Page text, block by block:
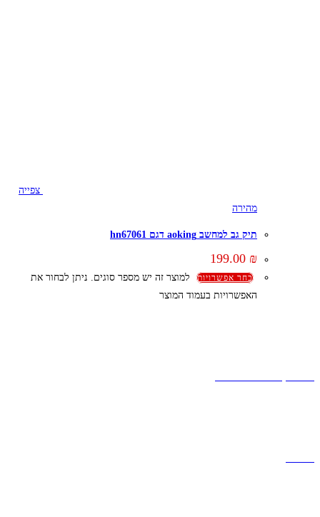
צפייה
מהירה
תיק גב למחשב aoking דגם hn67061
199.00 ₪
בחר אפשרויות
למוצר זה יש מספר סוגים. ניתן לבחור את
האפשרויות בעמוד המוצר